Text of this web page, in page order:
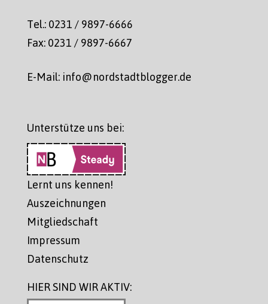
Tel.: 0231 / 9897-6666
Fax: 0231 / 9897-6667
E-Mail: info@nordstadtblogger.de
Unterstütze uns bei:
Lernt uns kennen!
Auszeichnungen
Mitgliedschaft
Impressum
Datenschutz
HIER SIND WIR AKTIV: